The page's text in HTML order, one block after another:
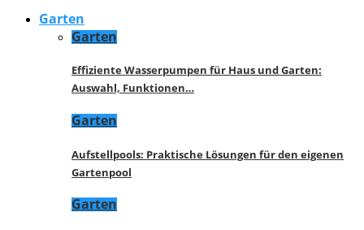
Garten
Garten
Effiziente Wasserpumpen für Haus und Garten:
Auswahl, Funktionen…
Garten
Aufstellpools: Praktische Lösungen für den eigenen
Gartenpool
Garten